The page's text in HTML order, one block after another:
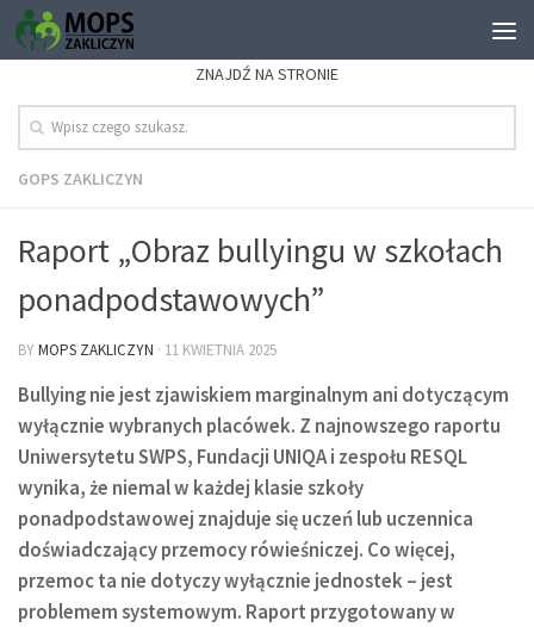
ZNAJDŹ NA STRONIE
GOPS ZAKLICZYN
Raport „Obraz bullyingu w szkołach
ponadpodstawowych”
BYMOPS ZAKLICZYN · 11 KWIETNIA 2025
Bullying nie jest zjawiskiem marginalnym ani dotyczącym
wyłącznie wybranych placówek. Z najnowszego raportu
Uniwersytetu SWPS, Fundacji UNIQA i zespołu RESQL
wynika, że niemal w każdej klasie szkoły
ponadpodstawowej znajduje się uczeń lub uczennica
doświadczający przemocy rówieśniczej. Co więcej,
przemoc ta nie dotyczy wyłącznie jednostek – jest
problemem systemowym. Raport przygotowany w